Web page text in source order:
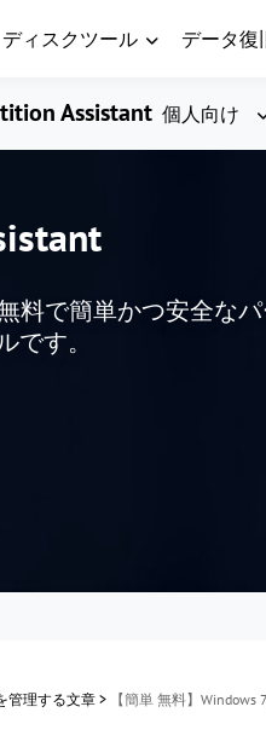
ディスクツール データ復
Assistant 個人向け
料で簡単かつ安全な
です。
管理する文章 > 【簡単 無料】